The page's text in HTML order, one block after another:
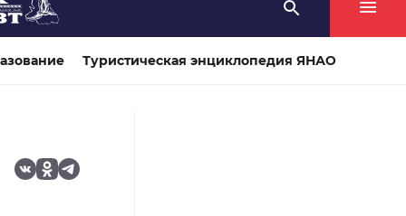
Туристическая энциклопедия ЯНАО